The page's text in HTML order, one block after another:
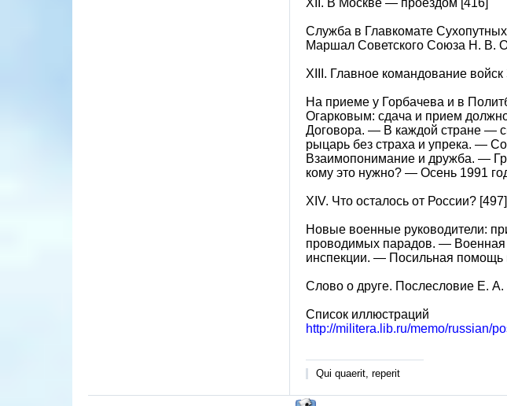
XII. В Москве — проездом [416]
Служба в Главкомате
Маршал Советского Союза Н. В.
XIII. Главное командование
На приеме у Горбачева и в
Огарковым: сдача и прием
Договора. — В каждой стране —
рыцарь без страха и упрека. —
Взаимопонимание и дружба. —
кому это нужно? — Осень 1991
XIV. Что осталось от России? [497]
Новые военные руководители:
проводимых парадов. —
инспекции. — Посильная помощь
Слово о друге. Послесловие Е. А.
Список иллюстраций
http://militera.lib.ru/memo/russian/
Qui quaerit, reperit